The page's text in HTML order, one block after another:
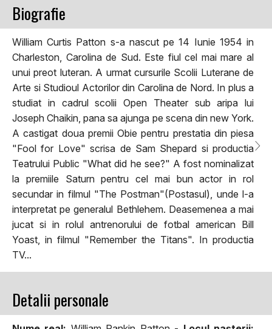
Biografie
William Curtis Patton s-a nascut pe 14 Iunie 1954 in
Charleston, Carolina de Sud. Este fiul cel mai mare al
unui preot luteran. A urmat cursurile Scolii Luterane de
Arte si Studioul Actorilor din Carolina de Nord. In plus a
studiat in cadrul scolii Open Theater sub aripa lui
Joseph Chaikin, pana sa ajunga pe scena din new York.
A castigat doua premii Obie pentru prestatia din piesa
"Fool for Love" scrisa de Sam Shepard si productia
Teatrului Public "What did he see?" A fost nominalizat
la premiile Saturn pentru cel mai bun actor in rol
secundar in filmul "The Postman"(Postasul), unde l-a
interpretat pe generalul Bethlehem. Deasemenea a mai
jucat si in rolul antrenorului de fotbal american Bill
Yoast, in filmul "Remember the Titans". In productia
TV...
Detalii personale